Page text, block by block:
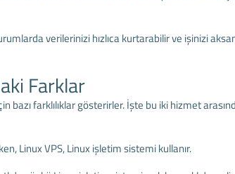
verilerinizi hızlıca kurtarabilir ve işinizi
Farklar
bazı farklılıklar gösterirler. İşte bu iki hizmet
Linux VPS, Linux işletim sistemi kullanır.